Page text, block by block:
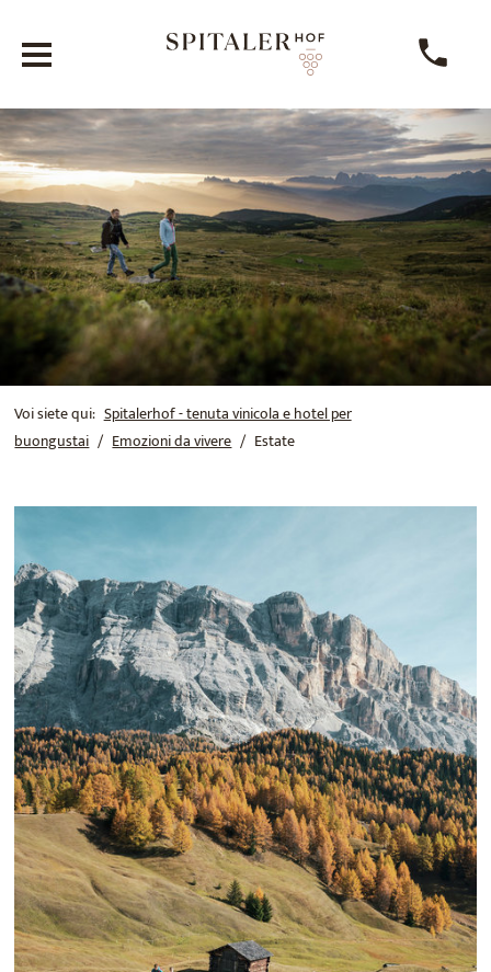
Voi siete qui: Spitalerhof - tenuta vinicola e hotel per
buongustai
Emozioni da vivere Estate